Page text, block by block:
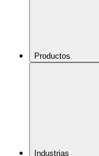
Productos
Industrias